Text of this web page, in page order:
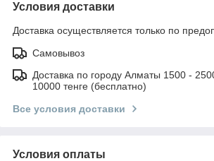
Условия доставки
Доставка осуществляется только по
Самовывоз
Доставка по городу Алматы 1500 -
10000 тенге (бесплатно)
Все условия доставки
Условия оплаты